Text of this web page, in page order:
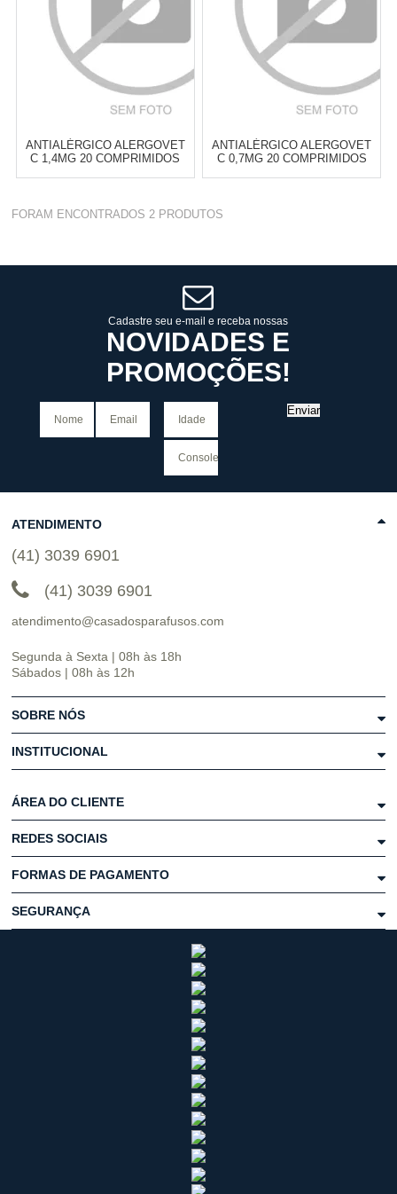
ANTIALÉRGICO ALERGOVET
C 1,4MG 20 COMPRIMIDOS
Varejo: R$ 4.050,70
10 x de R$ 255,09
ANTIALÉRGICO ALERGOVET
C 0,7MG 20 COMPRIMIDOS
10 x de R$ 255,09
FORAM ENCONTRADOS2 PRODUTOS
Cadastre seu e-mail e receba nossas
NOVIDADES E
PROMOÇÕES!
Enviar
ATENDIMENTO
(41) 3039 6901
(41) 3039 6901
atendimento@casadosparafusos.com
Segunda à Sexta | 08h às 18h
Sábados | 08h às 12h
SOBRE NÓS
INSTITUCIONAL
ÁREA DO CLIENTE
REDES SOCIAIS
FORMAS DE PAGAMENTO
SEGURANÇA